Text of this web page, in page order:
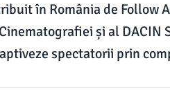
în România de Follow
și al DACIN
spectatorii prin